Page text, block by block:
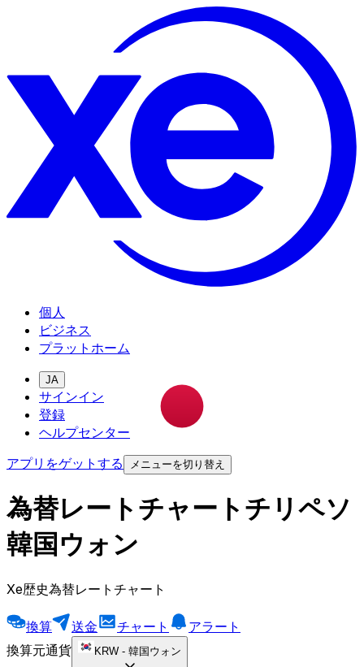
個人
ビジネス
プラットホーム
JA
サインイン
登録
ヘルプセンター
アプリをゲットする
メニューを切り替え
為替レートチャートチリペソ
韓国ウォン
Xe歴史為替レートチャート
換算 送金 チャート
アラート
換算元通貨
KRW - 韓国ウォン